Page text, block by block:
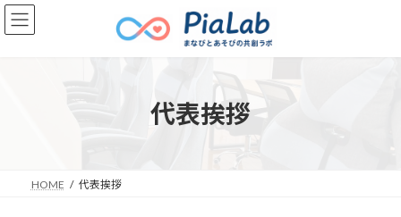
コ
ン
ナ
ビ
代表挨拶
HOME 代表挨拶